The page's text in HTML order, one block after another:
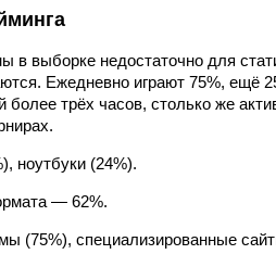
выборке недостаточно для
Ежедневно играют 75%, ещё
более трёх часов, столько же
ноутбуки (24%).
— 62%.
(75%), специализированные